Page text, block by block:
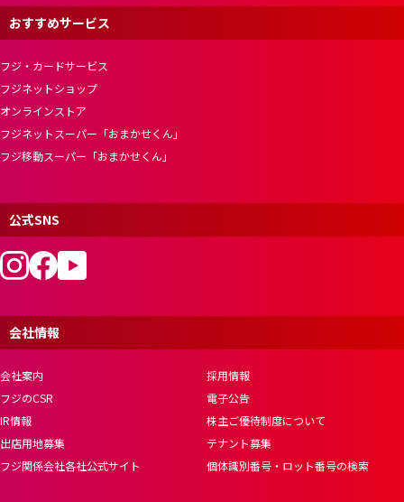
おすすめサービス
フジ・カードサービス
フジネットショップ
オンラインストア
フジネットスーパー「おまかせくん」
フジ移動スーパー「おまかせくん」
公式SNS
会社情報
会社案内
採用情報
フジのCSR
電子公告
IR情報
株主ご優待制度について
出店用地募集
テナント募集
フジ関係会社各社公式サイト
個体識別番号・ロット番号の検索